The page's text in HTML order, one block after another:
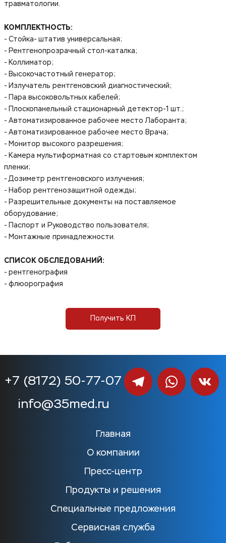
травматологии.
КОМПЛЕКТНОСТЬ:
- Стойка- штатив универсальная;
- Рентгенопрозрачный стол-каталка;
- Коллиматор;
- Высокочастотный генератор;
- Излучатель рентгеновский диагностический;
- Пара высоковольтных кабелей;
- Плоскопанельный стационарный детектор-1 шт.;
- Автоматизированное рабочее место Лаборанта;
- Автоматизированное рабочее место Врача;
- Монитор высокого разрешения;
- Камера мультиформатная со стартовым комплектом
пленки;
- Дозиметр рентгеновского излучения;
- Набор рентгенозащитной одежды;
- Разрешительные документы на поставляемое
оборудование;
- Паспорт и Руководство пользователя;
- Монтажные принадлежности.
СПИСОК ОБСЛЕДОВАНИЙ:
- рентгенография
- флюорография
Получить КП
Главная
О компании
Пресс-центр
Продукты и решения
Специальные предложения
Сервисная служба
+7 (8172) 50-77-07
info@35med.ru